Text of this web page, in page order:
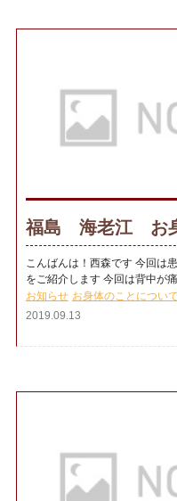
福島 海老江 お
こんばんは！西森です 今回は
をご紹介します 今回は背中が
お知らせ お身体のことについて
2019.09.13